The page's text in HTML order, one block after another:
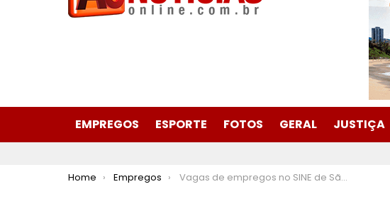
EMPREGOS ESPORTE FOTOS GERAL JUSTIÇA
You are here:
Home Empregos Vagas de empregos no SINE de São Gonçalo do Rio Abaixo para hoje 26 de novembro de 2025